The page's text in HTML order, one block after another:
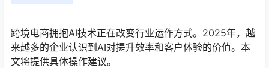
跨境电商拥抱AI技术正在改变行业运作方式。2025年，越
来越多的企业认识到AI对提升效率和客户体验的价值。本
文将提供具体操作建议。